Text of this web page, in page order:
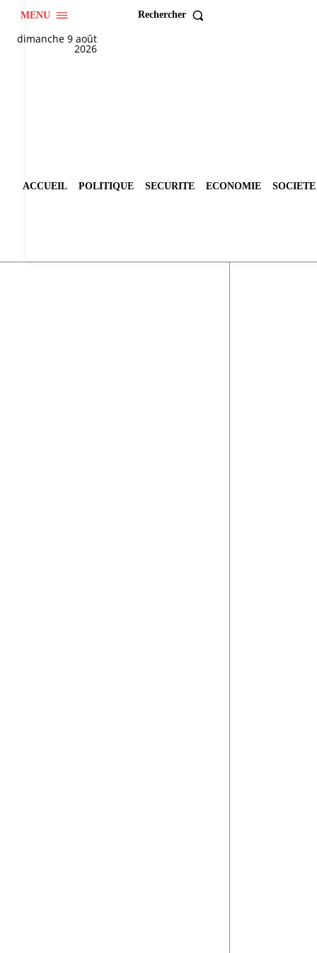
MENU Rechercher
dimanche 9 août
2026
ACCUEIL POLITIQUE SECURITE ECONOMIE SOCIETE